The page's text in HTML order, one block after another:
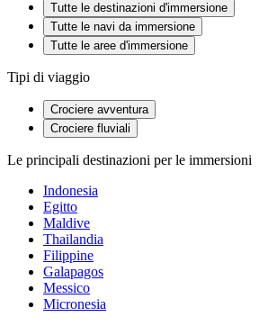
Tutte le destinazioni d'immersione
Tutte le navi da immersione
Tutte le aree d'immersione
Tipi di viaggio
Crociere avventura
Crociere fluviali
Le principali destinazioni per le immersioni
Indonesia
Egitto
Maldive
Thailandia
Filippine
Galapagos
Messico
Micronesia